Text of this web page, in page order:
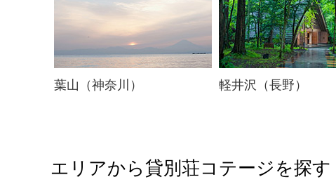
葉山（神奈川） 軽井沢（長野）
エリアから貸別荘コテージを探す